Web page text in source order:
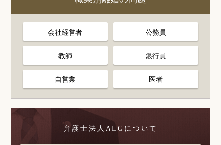
会社経営者 公務員
教師 銀行員
自営業 医者
弁護士法人ALGについて